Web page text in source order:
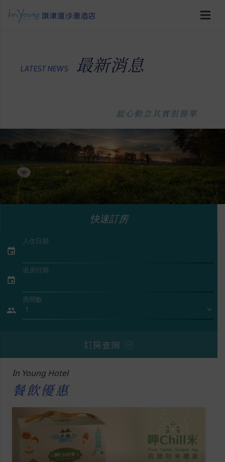
LATEST NEWS 最新消息
起心動念其實很簡單
快速訂房
入住日期
event
退房日期
event
房間數
people
訂房查詢
In Young Hotel
餐飲優惠